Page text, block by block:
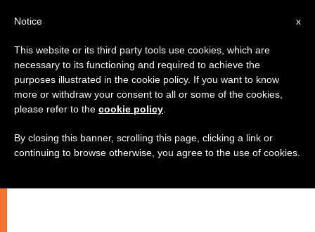
x
Notice
This website or its third party tools use cookies, which are
necessary to its functioning and required to achieve the
purposes illustrated in the cookie policy. If you want to know
more or withdraw your consent to all or some of the cookies,
please refer to the cookie policy
By closing this banner, scrolling this page, clicking a link or
continuing to browse otherwise, you agree to the use of cookies.